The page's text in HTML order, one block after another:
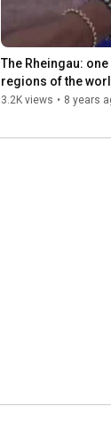
The Rheingau:
regions of the
3.2K views • 8 years